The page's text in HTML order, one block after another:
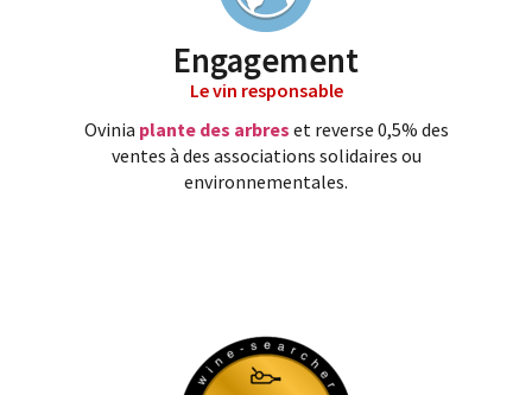
Engagement
Le vin responsable
Ovinia plante des arbres et reverse 0,5% des
ventes à des associations solidaires ou
environnementales.